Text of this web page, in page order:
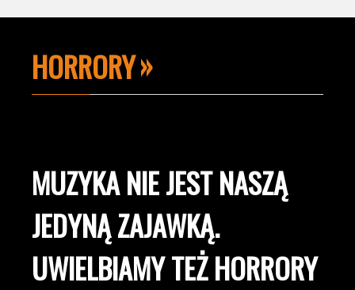
HORRORY
MUZYKA NIE JEST NASZĄ
JEDYNĄ ZAJAWKĄ.
UWIELBIAMY TEŻ HORRORY